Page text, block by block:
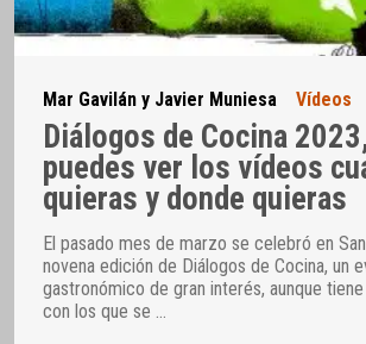
Mar Gavilán y Javier Muniesa Vídeos
Diálogos de Cocina
puedes ver los vídeos
quieras y donde quieras
El pasado mes de marzo se celebró en
novena edición de Diálogos de Cocina, un
gastronómico de gran interés, aunque
con los que se